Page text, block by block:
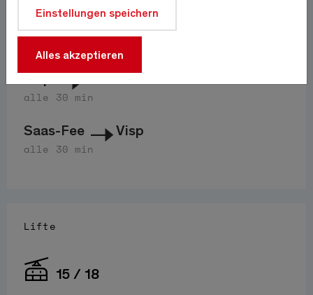
Visp Saas-Fee
alle 30 min
Saas-Fee Visp
alle 30 min
Lifte
15 / 18
Einstellungen speichern
Alles akzeptieren